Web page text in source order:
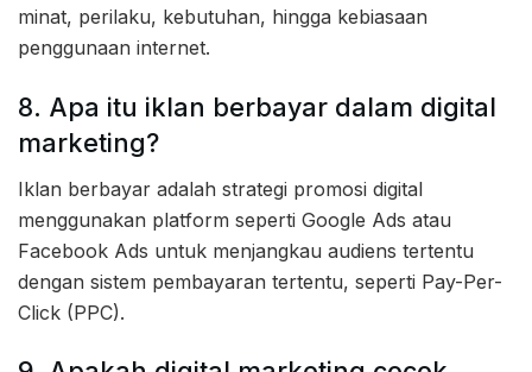
minat, perilaku, kebutuhan, hingga kebiasaan
penggunaan internet.
8. Apa itu iklan berbayar dalam digital
marketing?
Iklan berbayar adalah strategi promosi digital
menggunakan platform seperti Google Ads atau
Facebook Ads untuk menjangkau audiens tertentu
dengan sistem pembayaran tertentu, seperti Pay-Per-
Click (PPC).